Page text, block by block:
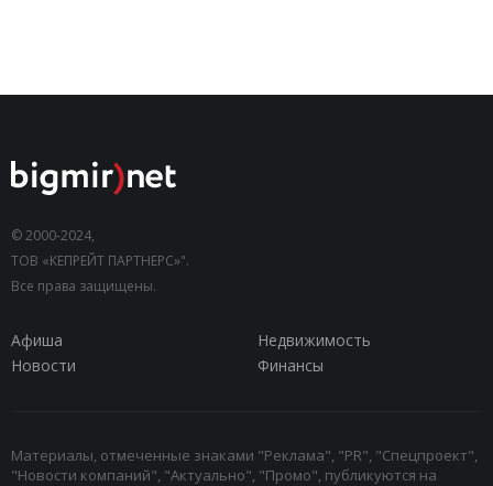
© 2000-2024,
ТОВ «КЕПРЕЙТ ПАРТНЕРС»".
Все права защищены.
Афиша
Недвижимость
Новости
Финансы
Материалы, отмеченные знаками "Реклама", "PR", "Спецпроект",
"Новости компаний", "Актуально", "Промо", публикуются на